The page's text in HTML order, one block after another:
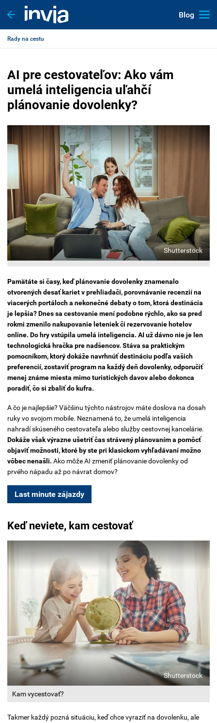
Blog
Rady na cestu
AI pre cestovateľov: Ako vám
umelá inteligencia uľahčí
plánovanie dovolenky?
Shutterstock
Pamätáte si časy, keď plánovanie dovolenky znamenalo
otvorených desať kariet v prehliadači, porovnávanie recenzií na
viacerých portáloch a nekonečné debaty o tom, ktorá destinácia
je lepšia? Dnes sa cestovanie mení podobne rýchlo, ako sa pred
rokmi zmenilo nakupovanie leteniek či rezervovanie hotelov
online. Do hry vstúpila umelá inteligencia. AI už dávno nie je len
technologická hračka pre nadšencov. Stáva sa praktickým
pomocníkom, ktorý dokáže navrhnúť destináciu podľa vašich
preferencií, zostaviť program na každý deň dovolenky, odporučiť
menej známe miesta mimo turistických davov alebo dokonca
poradiť, čo si zbaliť do kufra.
A čo je najlepšie? Väčšinu týchto nástrojov máte doslova na dosah
ruky vo svojom mobile. Neznamená to, že umelá inteligencia
nahradí skúseného cestovateľa alebo služby cestovnej kancelárie.
Dokáže však výrazne ušetriť čas strávený plánovaním a pomôcť
objaviť možnosti, ktoré by ste pri klasickom vyhľadávaní možno
vôbec nenašli. Ako môže AI zmeniť plánovanie dovolenky od
prvého nápadu až po návrat domov?
Last minute zájazdy
Keď neviete, kam cestovať
Kam vycestovať?
Shutterstock
Takmer každý pozná situáciu, keď chce vyraziť na dovolenku, ale